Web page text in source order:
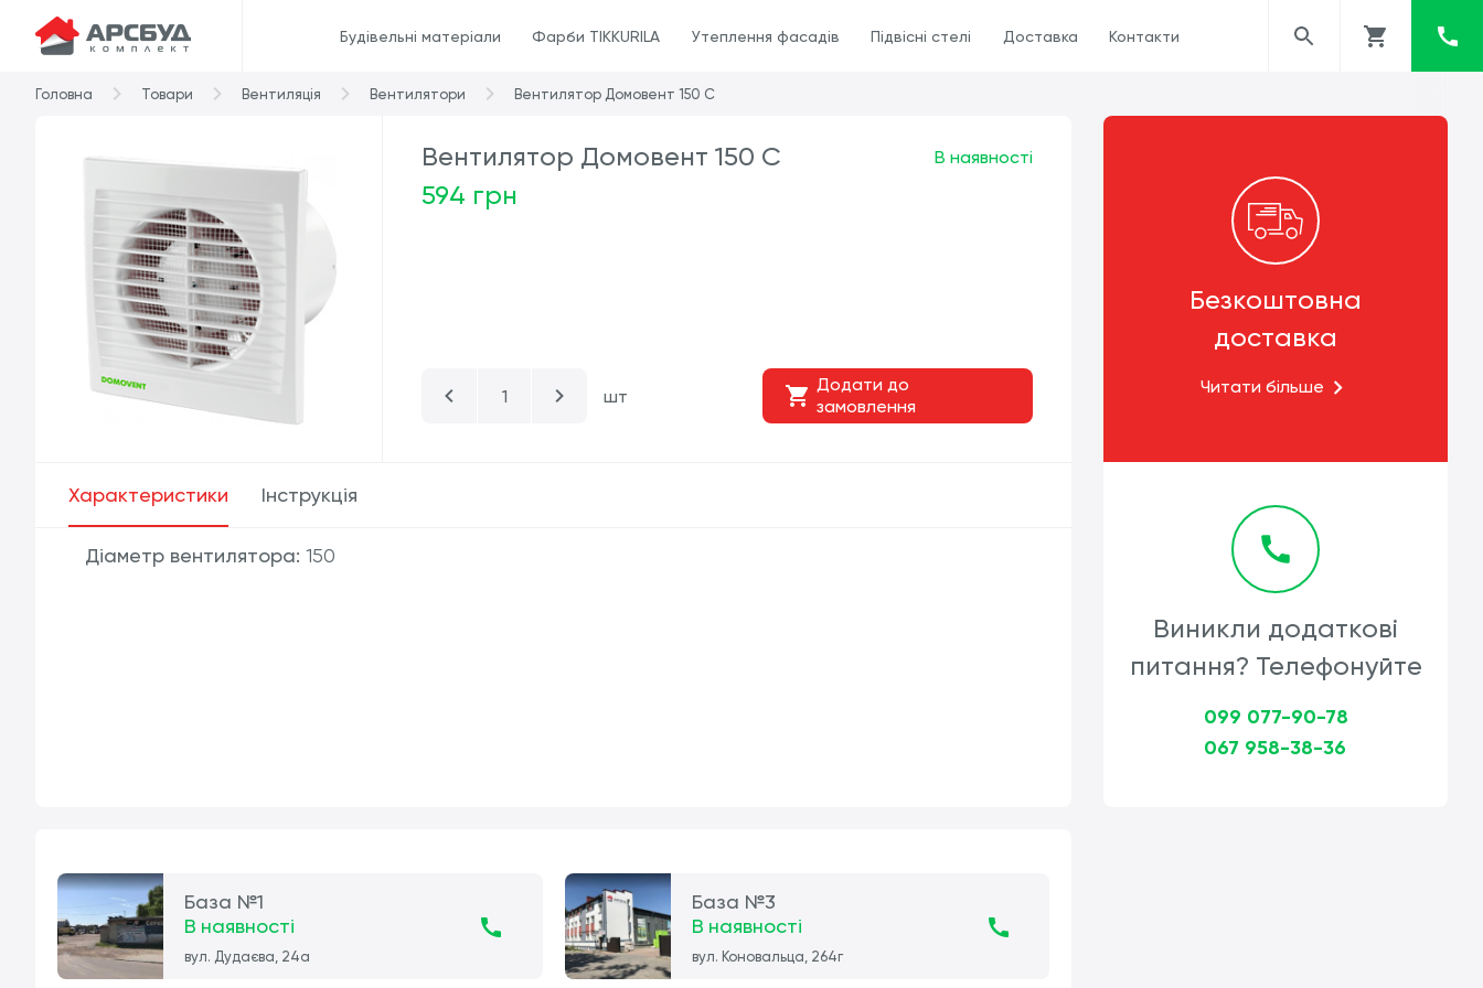
Будівельні матеріали Фарби TIKKURILA Утеплення фасадів Підвісні стелі Доставка Контакти
Головна Товари Вентиляція Вентилятори Вентилятор Домовент 150 С
Вентилятор Домовент 150 С
594 грн
В наявності
шт
Додати до
замовлення
Характеристики Інструкція
Діаметр вентилятора: 150
Безкоштовна
доставка
Читати більше
Виникли додаткові
питання? Телефонуйте
099 077-90-78
067 958-38-36
База №1
В наявності
вул. Дудаєва, 24а
База №3
В наявності
вул. Коновальца, 264г